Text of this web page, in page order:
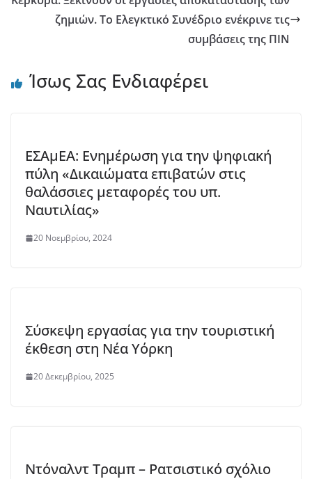
ζημιών. Το Ελεγκτικό Συνέδριο ενέκρινε τις
συμβάσεις της ΠΙΝ
Ίσως Σας Ενδιαφέρει
ΕΣΑμΕΑ: Ενημέρωση για την ψηφιακή
πύλη «Δικαιώματα επιβατών στις
θαλάσσιες μεταφορές του υπ.
Ναυτιλίας»
20 Νοεμβρίου, 2024
Σύσκεψη εργασίας για την τουριστική
έκθεση στη Νέα Υόρκη
20 Δεκεμβρίου, 2025
Ντόναλντ Τραμπ – Ρατσιστικό σχόλιο